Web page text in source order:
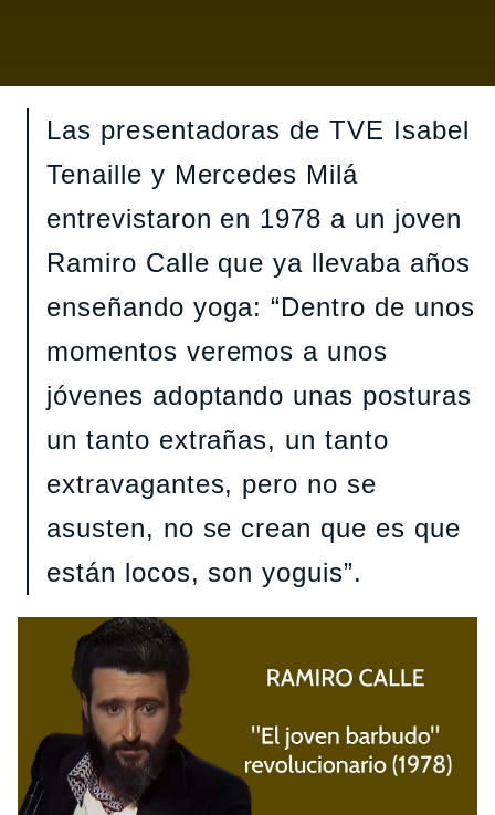
Las presentadoras de TVE Isabel
Tenaille y Mercedes Milá
entrevistaron en 1978 a un joven
Ramiro Calle que ya llevaba años
enseñando yoga: “Dentro de unos
momentos veremos a unos
jóvenes adoptando unas posturas
un tanto extrañas, un tanto
extravagantes, pero no se
asusten, no se crean que es que
están locos, son yoguis”.